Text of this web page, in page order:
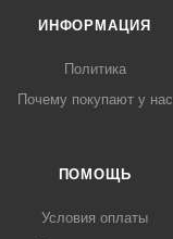
ИНФОРМАЦИЯ
Политика
Почему покупают у нас
ПОМОЩЬ
Условия оплаты